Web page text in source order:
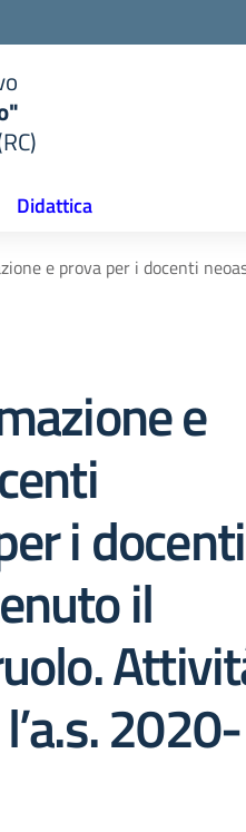
Didattica
e prova per i docenti
e
i docenti
il
2020-